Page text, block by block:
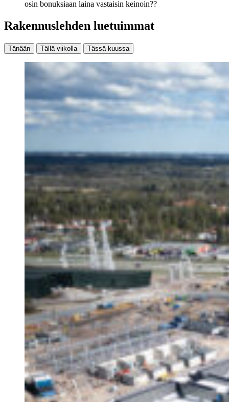
osin bonuksiaan laina vastaisin keinoin??
Rakennuslehden luetuimmat
Tänään Tällä viikolla Tässä kuussa